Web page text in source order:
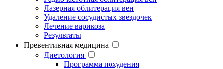
Лазерная облитерация вен
Удаление сосудистых звездочек
Лечение варикоза
Результаты
Превентивная медицина
Диетология
Программа похудения